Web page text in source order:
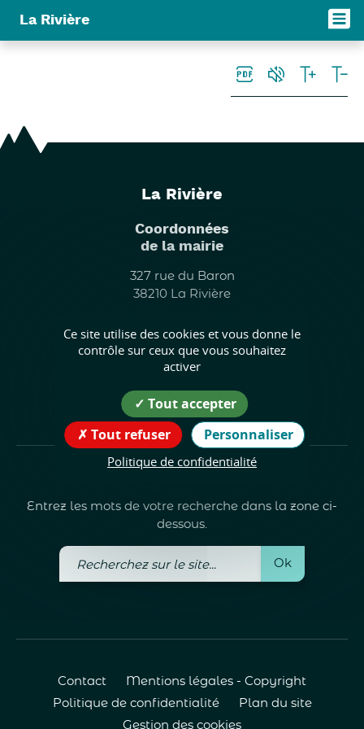
La Rivière
La Rivière
Coordonnées
de la mairie
327 rue du Baron
38210 La Rivière
Suivez nous !
Recherche
Entrez les mots de votre recherche dans la zone ci-
dessous.
Recherchez
sur
Ok
Contact
Mentions légales - Copyright
Politique de confidentialité
Plan du site
Gestion des cookies
Ce site utilise des cookies et vous donne le
contrôle sur ceux que vous souhaitez
activer
Tout accepter
Tout refuser
Personnaliser
Politique de confidentialité